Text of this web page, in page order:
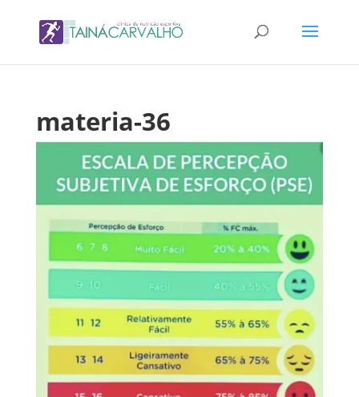
materia-36